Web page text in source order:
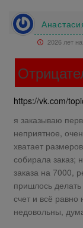
2026 лет
https://vk.com/
я заказываю
неприятное,
хватает
собирала заказ;
заказа на 7000,
пришлось
счет и всё равно
недовольны,